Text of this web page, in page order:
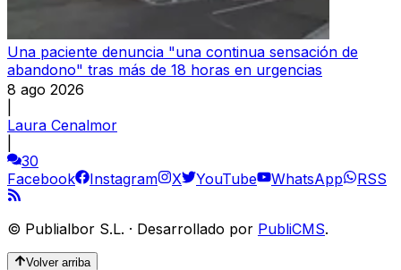
Una paciente denuncia "una continua sensación de
abandono" tras más de 18 horas en urgencias
8 ago 2026
Laura Cenalmor
30
Facebook
Instagram X YouTube WhatsApp RSS
© Publialbor S.L. · Desarrollado por PubliCMS.
Volver arriba